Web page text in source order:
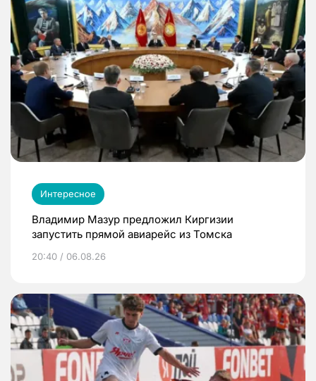
Интересное
Владимир Мазур предложил Киргизии
запустить прямой авиарейс из Томска
20:40 / 06.08.26